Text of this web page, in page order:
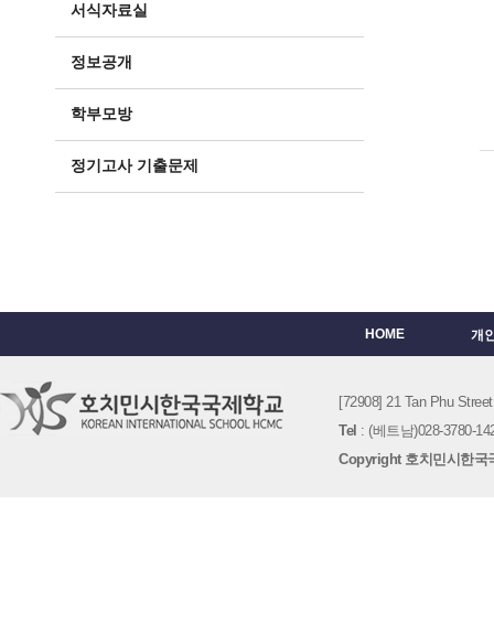
서식자료실
정보공개
학부모방
정기고사 기출문제
HOME 개
[72908] 21 Tan Phu
Tel : (베트남)028-3780-
Copyright 호치민시한국